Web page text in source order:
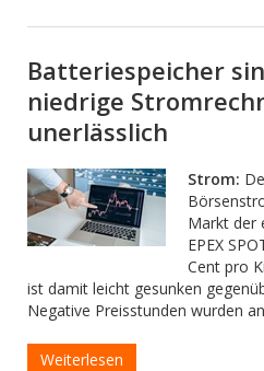
Batteriespeicher
niedrige
unerlässlich
Strom:
Markt der
EPEX
Cent pro
ist damit leicht gesunken
Negative Preisstunden wurden
Weiterlesen